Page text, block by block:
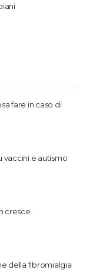
fare in caso di
vaccini e autismo
cresce
della fibromialgia